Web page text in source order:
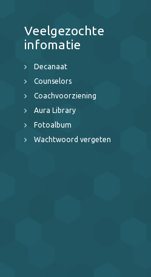
Veelgezochte
infomatie
Decanaat
Counselors
Coachvoorziening
Aura Library
Fotoalbum
Wachtwoord vergeten